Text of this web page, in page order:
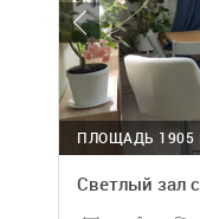
ПЛОЩАДЬ 1905
Светлый зал